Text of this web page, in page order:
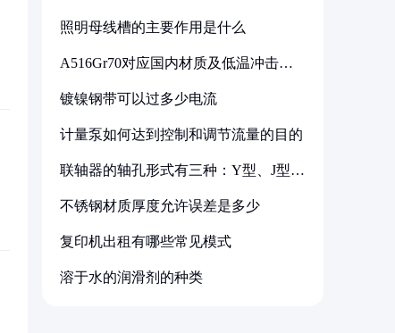
照明母线槽的主要作用是什么
A516Gr70对应国内材质及低温冲击要
镀镍钢带可以过多少电流
计量泵如何达到控制和调节流量的目的
联轴器的轴孔形式有三种：Y型、J型、
不锈钢材质厚度允许误差是多少
复印机出租有哪些常见模式
溶于水的润滑剂的种类